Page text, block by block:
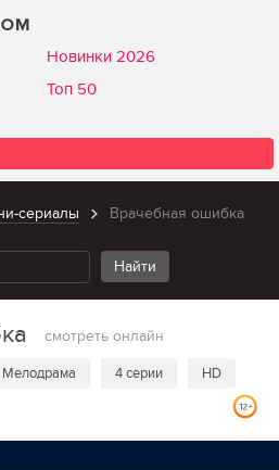
Новинки 2026
Топ 50
сериалы Врачебная ошибка
смотреть онлайн
Мелодрама 4 серии
HD